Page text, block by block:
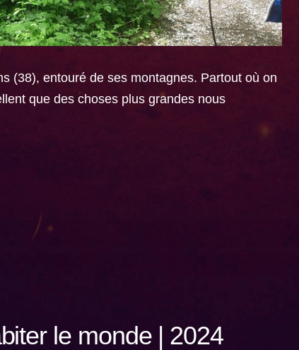
(38), entouré de ses montagnes. Partout où on
que des choses plus grandes nous
le monde | 2024